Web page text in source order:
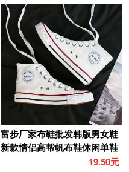
富步厂家布鞋批发韩版男女鞋
新款情侣高帮帆布鞋休闲单鞋
19.50元